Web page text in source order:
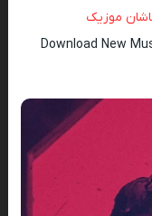
موزیک
Download New